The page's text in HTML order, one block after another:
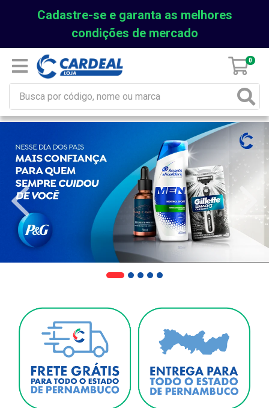
Cadastre-se e garanta as melhores
condições de mercado
0